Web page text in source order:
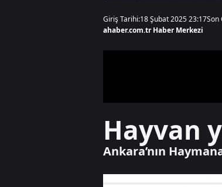
Giriş Tarihi:18 Şubat 2025 23:17Son
ahaber.com.tr Haber Merkezi
Hayvan
Ankara’nın